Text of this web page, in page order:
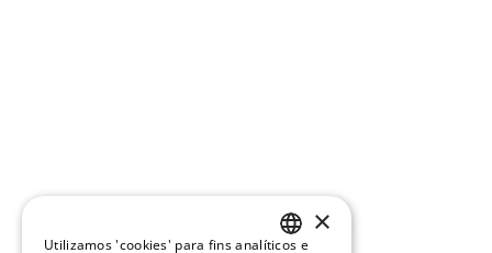
×
Utilizamos 'cookies' para fins analíticos e